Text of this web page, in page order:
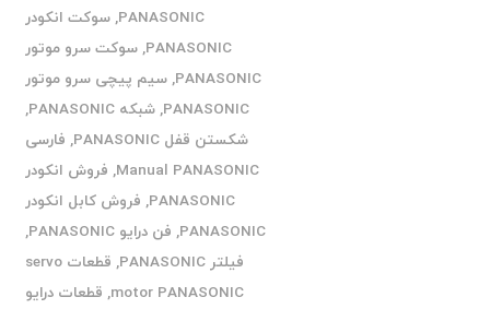
PANASONIC
,سوکت انکودر
PANASONIC
,سوکت سرو موتور
PANASONIC
,سیم پیچی سرو موتور
PANASONIC
,شبکه PANASONIC
,
شکستن قفل PANASONIC
, فارسی
Manual PANASONIC
, فروش انکودر
PANASONIC
, فروش کابل انکودر
PANASONIC
, فن درایو PANASONIC
,
فیلتر PANASONIC
,
قطعات servo
motor PANASONIC
, قطعات درایو